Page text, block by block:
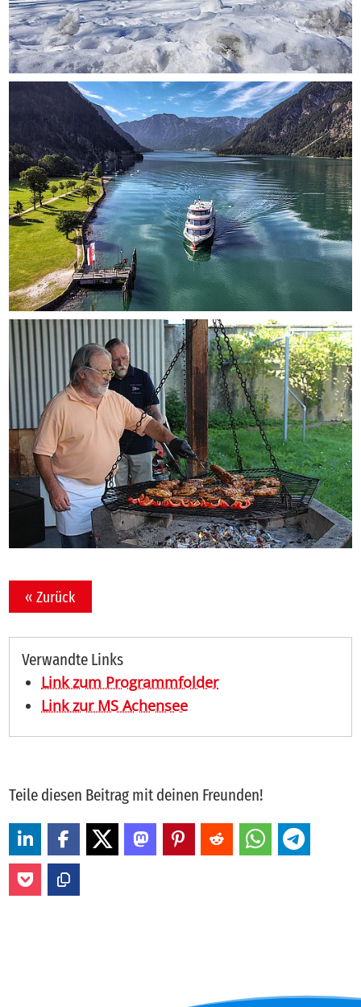
« Zurück
Verwandte Links
Link zum Programmfolder
Link zur MS Achensee
Teile diesen Beitrag mit deinen Freunden!